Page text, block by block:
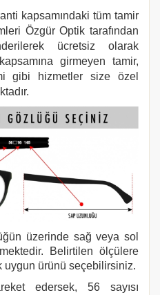
kapsamındaki tüm tamir
Özgür Optik tarafından
ücretsiz olarak
girmeyen tamir,
gibi hizmetler size özel
üzerinde sağ veya sol
Belirtilen ölçülere
uygun ürünü seçebilirsiniz.
edersek, 56 sayısı